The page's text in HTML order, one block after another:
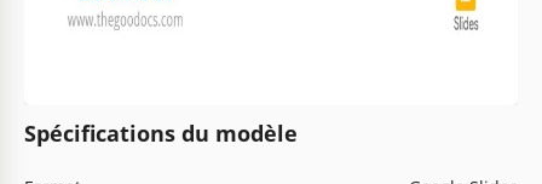
Spécifications du modèle